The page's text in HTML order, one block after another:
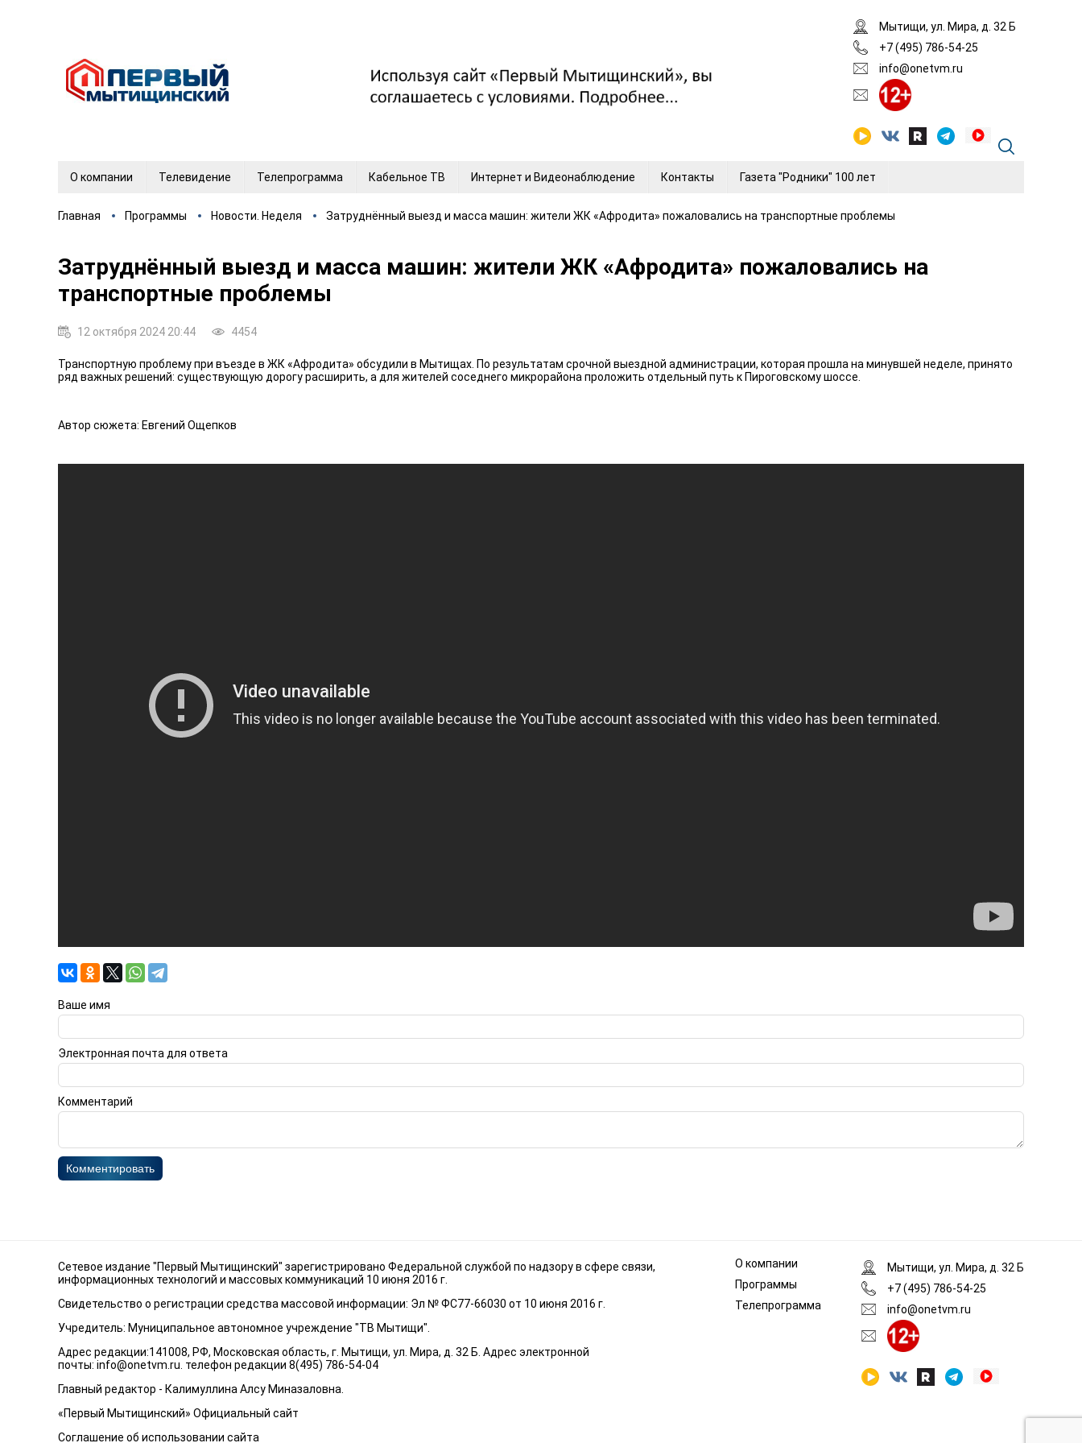
Мытищи, ул. Мира, д. 32 Б
+7 (495) 786-54-25
info@onetvm.ru
О компании Телевидение Телепрограмма Кабельное ТВ Интернет и Видеонаблюдение Контакты Газета "Родники" 100 лет
Главная Программы Новости. Неделя Затруднённый выезд и масса машин: жители ЖК «Афродита» пожаловались на транспортные проблемы
Затруднённый выезд и масса машин: жители ЖК «Афродита» пожаловались на
транспортные проблемы
12 октября 2024 20:44 4454
Транспортную проблему при въезде в ЖК «Афродита» обсудили в Мытищах. По результатам срочной выездной администрации, которая прошла на минувшей неделе, принято
ряд важных решений: существующую дорогу расширить, а для жителей соседнего микрорайона проложить отдельный путь к Пироговскому шоссе.
Автор сюжета: Евгений Ощепков
Ваше имя
Электронная почта для ответа
Комментарий
Комментировать
Сетевое издание "Первый Мытищинский" зарегистрировано Федеральной службой по надзору в сфере связи,
информационных технологий и массовых коммуникаций 10 июня 2016 г.
Свидетельство о регистрации средства массовой информации: Эл № ФС77-66030 от 10 июня 2016 г.
Учредитель: Муниципальное автономное учреждение "ТВ Мытищи".
Адрес редакции:141008, РФ, Московская область, г. Мытищи, ул. Мира, д. 32 Б. Адрес электронной
почты: info@onetvm.ru . телефон редакции 8(495) 786-54-04
Главный редактор - Калимуллина Алсу Миназаловна.
«Первый Мытищинский» Официальный сайт
Соглашение об использовании сайта
О компании
Программы
Телепрограмма
Мытищи, ул. Мира, д. 32 Б
+7 (495) 786-54-25
info@onetvm.ru